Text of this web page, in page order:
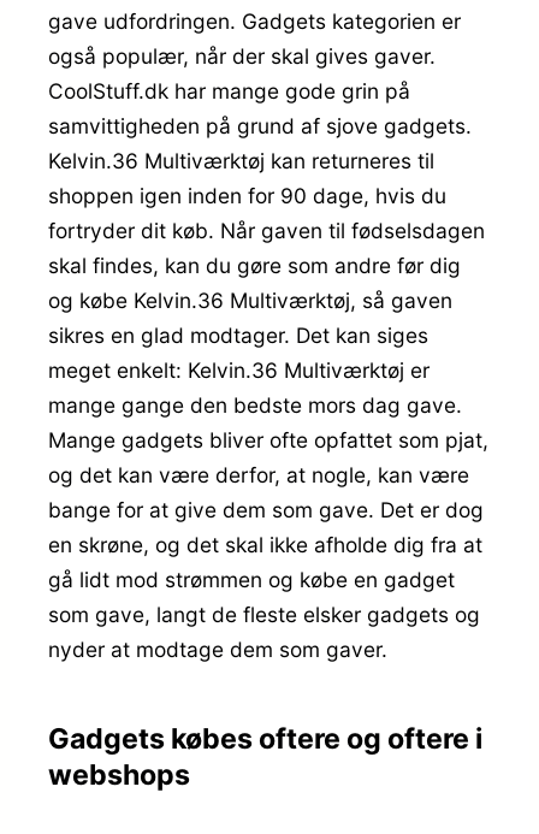
gave udfordringen. Gadgets kategorien er
også populær, når der skal gives gaver.
CoolStuff.dk har mange gode grin på
samvittigheden på grund af sjove gadgets.
Kelvin.36 Multiværktøj kan returneres til
shoppen igen inden for 90 dage, hvis du
fortryder dit køb. Når gaven til fødselsdagen
skal findes, kan du gøre som andre før dig
og købe Kelvin.36 Multiværktøj, så gaven
sikres en glad modtager. Det kan siges
meget enkelt: Kelvin.36 Multiværktøj er
mange gange den bedste mors dag gave.
Mange gadgets bliver ofte opfattet som pjat,
og det kan være derfor, at nogle, kan være
bange for at give dem som gave. Det er dog
en skrøne, og det skal ikke afholde dig fra at
gå lidt mod strømmen og købe en gadget
som gave, langt de fleste elsker gadgets og
nyder at modtage dem som gaver.
Gadgets købes oftere og oftere i
webshops